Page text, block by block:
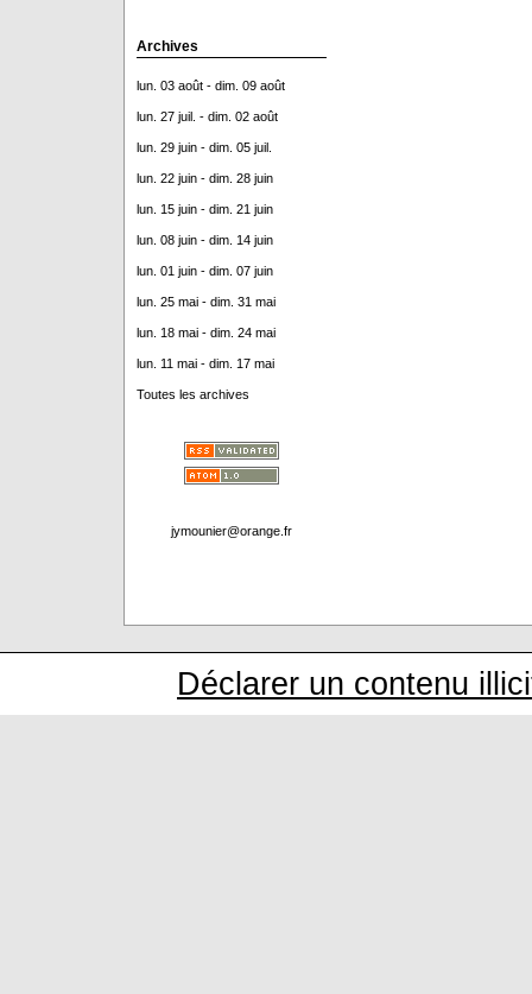
Archives
lun. 03 août - dim. 09 août
lun. 27 juil. - dim. 02 août
lun. 29 juin - dim. 05 juil.
lun. 22 juin - dim. 28 juin
lun. 15 juin - dim. 21 juin
lun. 08 juin - dim. 14 juin
lun. 01 juin - dim. 07 juin
lun. 25 mai - dim. 31 mai
lun. 18 mai - dim. 24 mai
lun. 11 mai - dim. 17 mai
Toutes les archives
jymounier@orange.fr
Déclarer un contenu